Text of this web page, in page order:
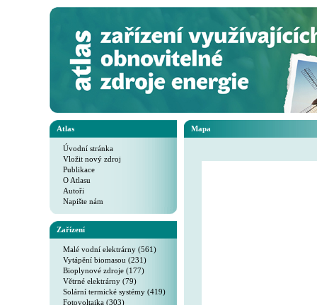
Atlas
Úvodní stránka
Vložit nový zdroj
Publikace
O Atlasu
Autoři
Napište nám
Zařízení
Malé vodní elektrárny (561)
Vytápění biomasou (231)
Bioplynové zdroje (177)
Větrné elektrárny (79)
Solární termické systémy (419)
Fotovoltaika (303)
Mapa